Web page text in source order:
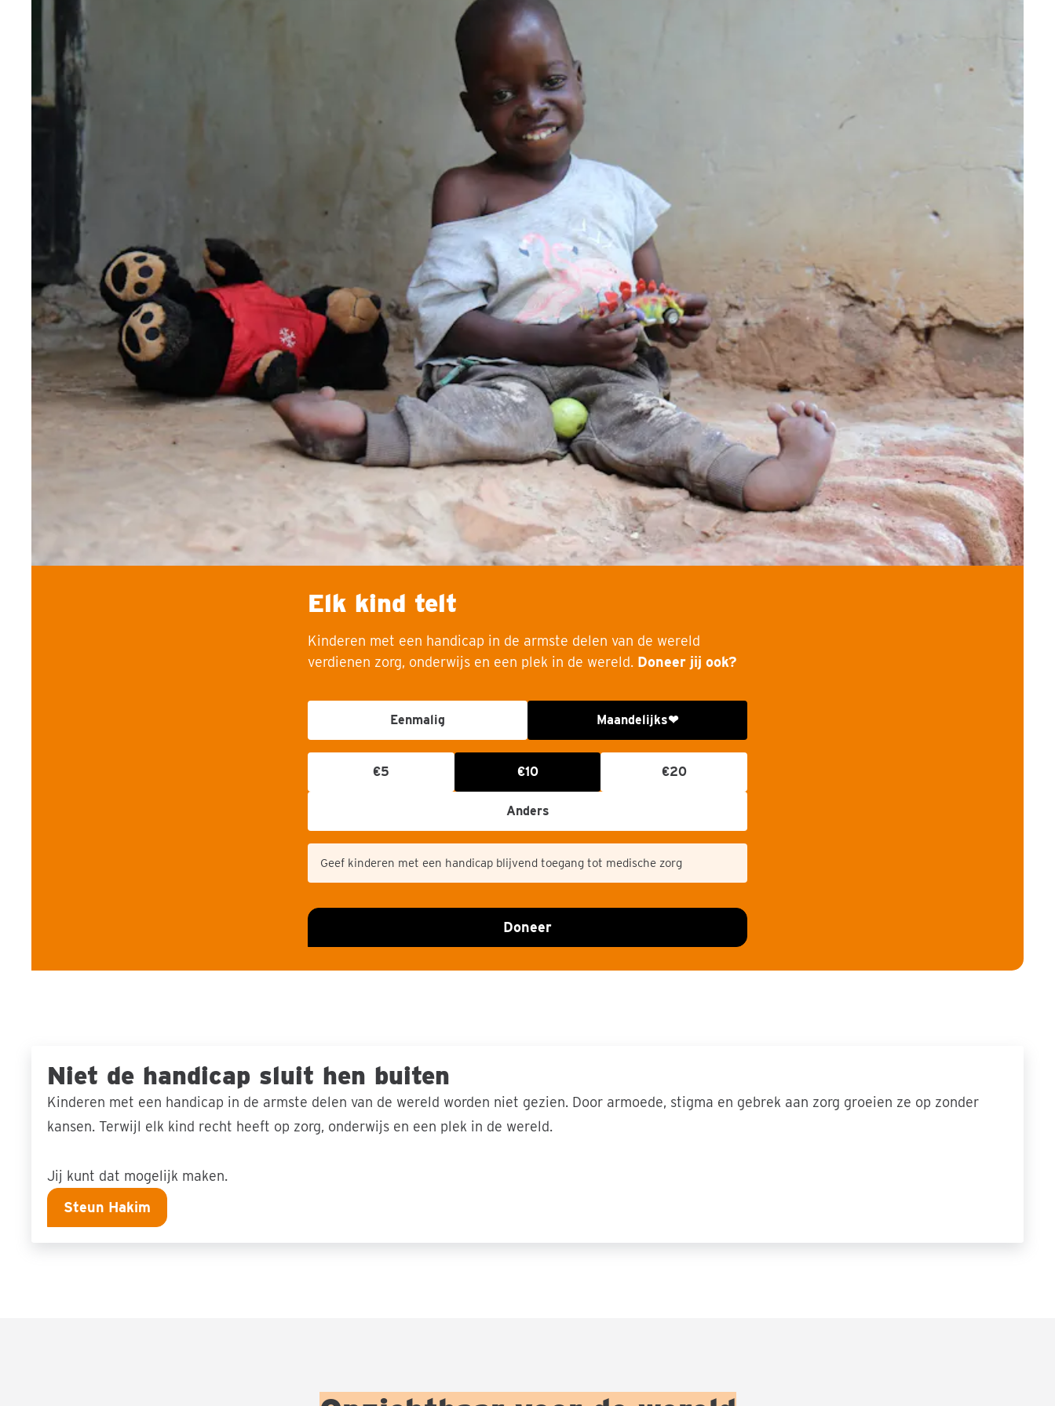
Elk kind telt
Kinderen met een handicap in de armste delen van de wereld
verdienen zorg, onderwijs en een plek in de wereld. Doneer jij ook?
Eenmalig Maandelijks❤
€5 €10 €20
Anders
Geef kinderen met een handicap blijvend toegang tot medische zorg
Doneer
Niet de handicap sluit hen buiten
Kinderen met een handicap in de armste delen van de wereld worden niet gezien. Door armoede, stigma en gebrek aan zorg groeien ze op zonder
kansen. Terwijl elk kind recht heeft op zorg, onderwijs en een plek in de wereld.
Jij kunt dat mogelijk maken.
Steun Hakim